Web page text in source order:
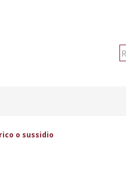
o sussidio